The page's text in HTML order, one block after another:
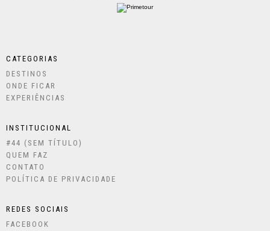
CATEGORIAS
DESTINOS
ONDE FICAR
EXPERIÊNCIAS
INSTITUCIONAL
#44 (SEM TÍTULO)
QUEM FAZ
CONTATO
POLÍTICA DE PRIVACIDADE
REDES SOCIAIS
FACEBOOK